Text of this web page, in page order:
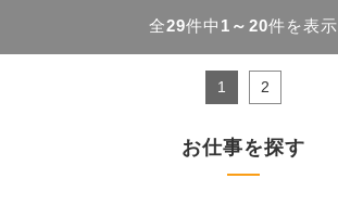
全29件中 1～20件を表示
1 2
お仕事を探す